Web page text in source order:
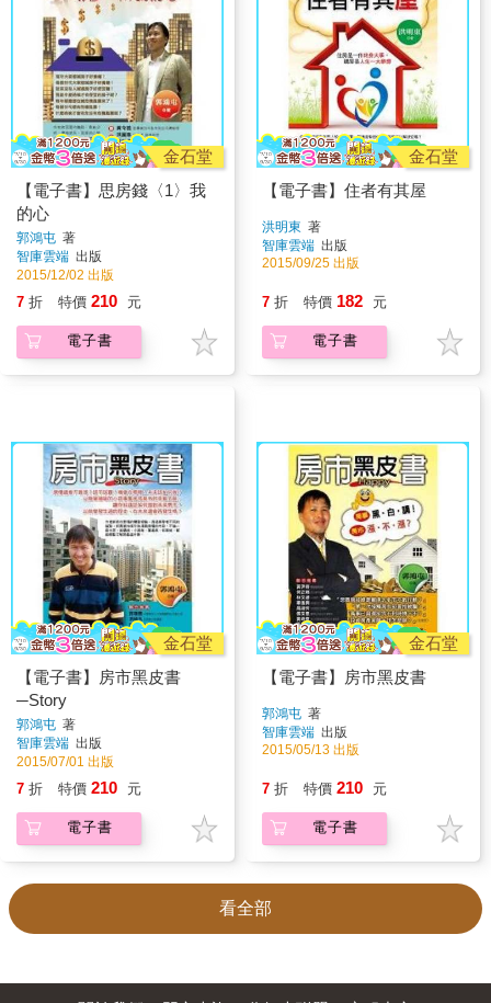
金石堂
【電子書】思房錢〈1〉我
的心
郭鴻屯 著
智庫雲端 出版
2015/12/02 出版
7 折 特價 210 元
電子書
金石堂
【電子書】住者有其屋
洪明東 著
智庫雲端 出版
2015/09/25 出版
7 折 特價 182 元
電子書
金石堂
【電子書】房市黑皮書
─Story
郭鴻屯 著
智庫雲端 出版
2015/07/01 出版
7 折 特價 210 元
電子書
金石堂
【電子書】房市黑皮書
郭鴻屯 著
智庫雲端 出版
2015/05/13 出版
7 折 特價 210 元
電子書
看全部